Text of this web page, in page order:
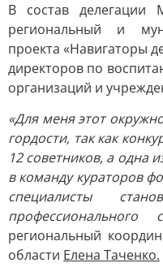
В состав делегации
региональный и
проекта «Навигаторы
директоров по
организаций и
«Для меня этот
гордости, так как
12 советников, а одна
в команду кураторов
специалисты
региональный
области Елена Таченко.